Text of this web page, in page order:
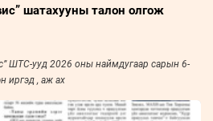
шатахууны талон олгож
ШТС-ууд 2026 оны наймдугаар сарын 6-
иргэд , аж ах